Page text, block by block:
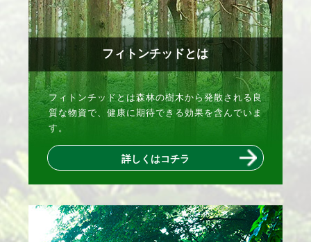
フィトンチッドとは
フィトンチッドとは森林の樹木から発散される良
質な物資で、健康に期待できる効果を含んでいま
す。
詳しくはコチラ